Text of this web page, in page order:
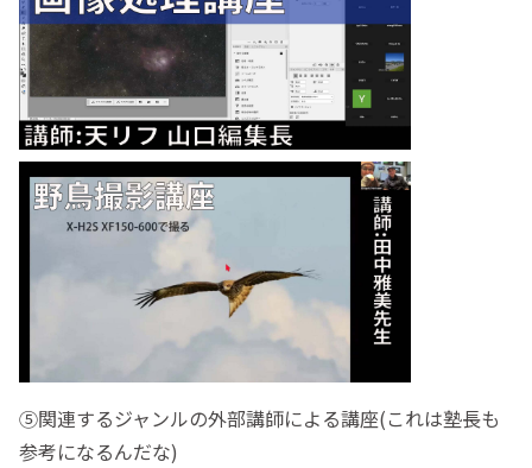
⑤関連するジャンルの外部講師による講座(これは塾長も
参考になるんだな)